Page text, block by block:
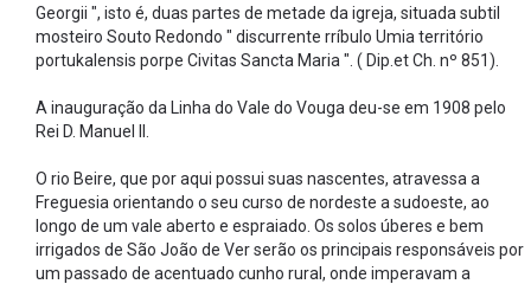
Georgii ", isto é, duas partes de metade da igreja, situada subtil
mosteiro Souto Redondo " discurrente rríbulo Umia território
portukalensis porpe Civitas Sancta Maria ". ( Dip.et Ch. nº 851).
A inauguração da Linha do Vale do Vouga deu-se em 1908 pelo
Rei D. Manuel II.
O rio Beire, que por aqui possui suas nascentes, atravessa a
Freguesia orientando o seu curso de nordeste a sudoeste, ao
longo de um vale aberto e espraiado. Os solos úberes e bem
irrigados de São João de Ver serão os principais responsáveis por
um passado de acentuado cunho rural, onde imperavam a